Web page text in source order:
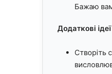
Бажаю вам
Додаткові
Створіть